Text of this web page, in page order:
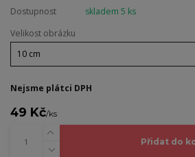
Dostupnost
skladem 5 ks
Velikost obrázku
Nejsme plátci DPH
49 Kč/ks
Přidat do